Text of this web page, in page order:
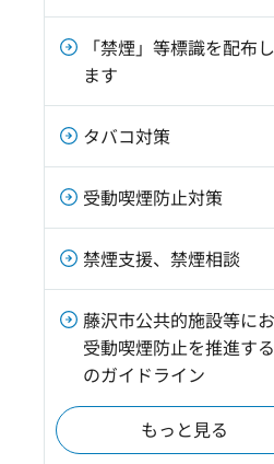
「禁煙」等標識を配布
ます
タバコ対策
受動喫煙防止対策
禁煙支援、禁煙相談
藤沢市公共的施設等に
受動喫煙防止を推進す
のガイドライン
もっと見る